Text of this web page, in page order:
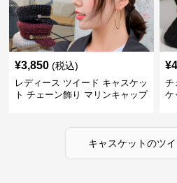
¥3,850 (税込)
レディース ツイード キャスケッ
ト チェーン飾り マリンキャップ
¥
チ
ケ
キャスケットのツ